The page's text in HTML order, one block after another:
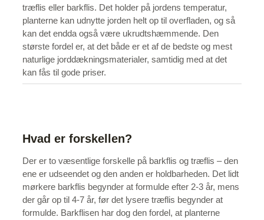
træflis eller barkflis. Det holder på jordens temperatur,
planterne kan udnytte jorden helt op til overfladen, og så
kan det endda også være ukrudtshæmmende. Den
største fordel er, at det både er et af de bedste og mest
naturlige jorddækningsmaterialer, samtidig med at det
kan fås til gode priser.
Hvad er forskellen?
Der er to væsentlige forskelle på barkflis og træflis – den
ene er udseendet og den anden er holdbarheden. Det lidt
mørkere barkflis begynder at formulde efter 2-3 år, mens
der går op til 4-7 år, før det lysere træflis begynder at
formulde. Barkflisen har dog den fordel, at planterne